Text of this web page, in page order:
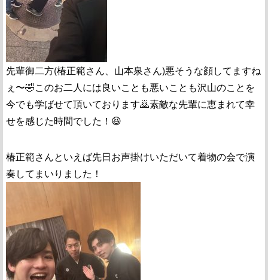
先輩御二方(椿正範さん、山本泉さん)悪そうな顔してますね
ぇ〜🤣このお二人には良いことも悪いことも沢山のことを
今でも学ばせて頂いております🙇素敵な先輩に恵まれて幸
せを感じた時間でした！😆
椿正範さんといえば先日お声掛けいただいて着物の会で演
奏してまいりました！